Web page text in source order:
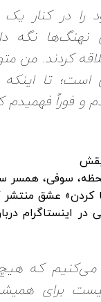
را در کنار
نهنگ‌ها نگه
کردند. من
تا اینکه
و فوراً
سوفی،
در اینستاگرام
می‌کنیم که
برای